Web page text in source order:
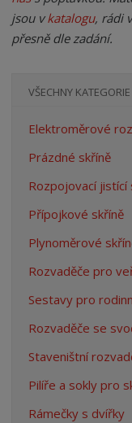
jsou vkatalogu, rádi
přesně dle zadání.
VŠECHNY KATEGORIE
Elektroměrové
Prázdné skříně
Rozpojovací jistící
Přípojkové skříně
Plynoměrové
Rozvaděče pro
Sestavy pro
Rozvaděče se
Staveništní
Pilíře a sokly pro
Rámečky s dvířky